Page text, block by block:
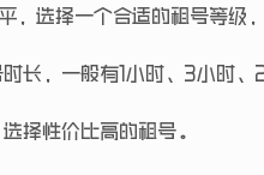
，选择一个合适的租号等级
长，一般有1小时、3小时、
择性价比高的租号。